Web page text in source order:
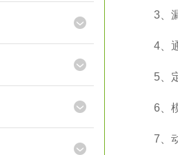
3、漏
4、通
5、定
6、模
7、动